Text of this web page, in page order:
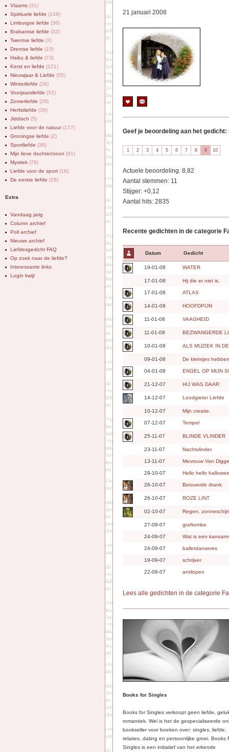
21 januari 2008
Geef je beoordeling aan het gedicht:
Actuele beoordeling: 8,82
Aantal stemmen: 11
Stijger: +0,12
Aantal hits: 2835
Recente gedichten in de categorie
Datum Gedicht
19-01-08 WATER
17-01-08 Hij die er niet is.
17-01-08 ATLAS
14-01-08 HOOFDPIJN
11-01-08 VAAGHEID
11-01-08 BEZWANGERDE
10-01-08 ALS MUZIEK IN
09-01-08 De kleintjes
04-01-08 ENGEL OP MIJN
21-12-07 HIJ WAS DAAR
14-12-07 Loodgieter Liefde
10-12-07 Mijn creatie.
07-12-07 Tempel
25-11-07 BLINDE VLINDER
23-11-07 Nachtvlinder.
13-11-07 Mevrouw Van
29-10-07 Hello hello
26-10-07 Betoverde drank
26-10-07 ROZE LINT
02-10-07 Regen,
27-09-07 graftombe
24-09-07 Wat is een
24-09-07 balletdanseres
19-09-07 schrijver
22-08-07 antilopen
Lees alle gedichten in de categorie
Books for Singles
Books for Singles verkoopt geen liefde,
romantiek. Wel is het de gespecialiseerde
bookseller voor boeken over: singles, liefde,
relaties, dating en persoonlijke groei. Books
Singles is een initiatief van het erkende
Vlaams (31)
Spirituele liefde (149)
Limburgse liefde (36)
Brabantse liefde (32)
Twentse liefde (3)
Drentse liefde (15)
Haiku & liefde (73)
Kerst en liefde (121)
Nieuwjaar & Liefde (55)
Winterliefde (26)
Voorjaarsliefde (32)
Zomerliefde (29)
Herfstliefde (39)
Jiddisch (5)
Liefde voor de natuur(177)
Groningse liefde (2)
Sportliefde (36)
Mijn lieve dochter/zoon (81)
Mystiek (79)
Liefde voor de sport (16)
De eerste liefde (28)
Extra
Vandaag jarig
Column archief
Poll archief
Nieuws archief
Liefdesgedicht FAQ
Op zoek naar de liefde?
Interessante links
Login kwijt